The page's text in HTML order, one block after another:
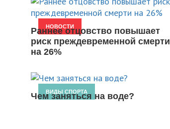
НОВОСТИ
Раннее отцовство повышает
риск преждевременной смерти
на 26%
ВИДЫ СПОРТА
Чем заняться на воде?